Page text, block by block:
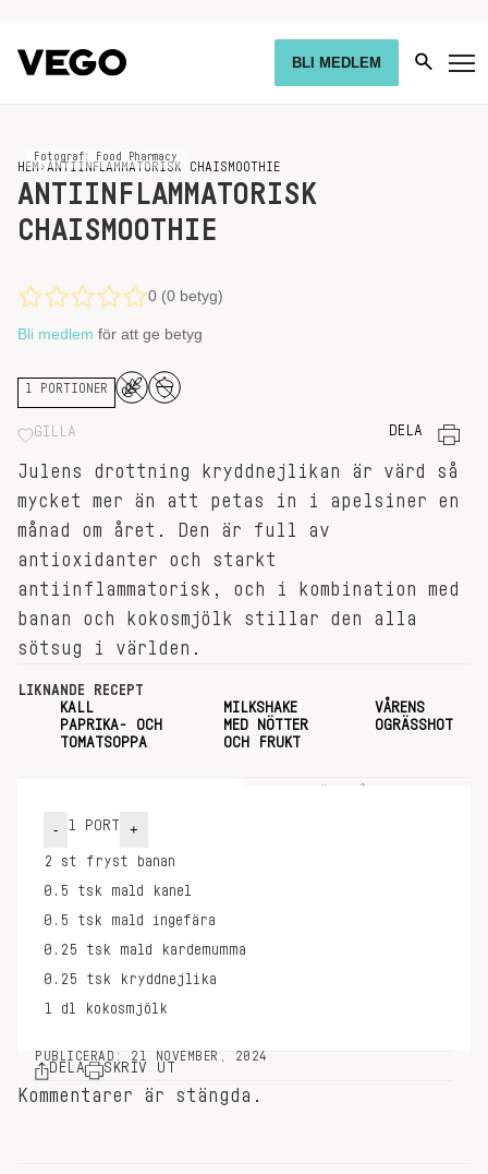
BLI MEDLEM
HEM ›ANTIINFLAMMATORISK CHAISMOOTHIE
Fotograf: Food Pharmacy
ANTIINFLAMMATORISK
CHAISMOOTHIE
0 (0 betyg)
Bli medlem för att ge betyg
1 PORTIONER
GILLA DELA
Julens drottning kryddnejlikan är värd så
mycket mer än att petas in i apelsiner en
månad om året. Den är full av
antioxidanter och starkt
antiinflammatorisk, och i kombination med
banan och kokosmjölk stillar den alla
sötsug i världen.
LIKNANDE RECEPT
KALL
PAPRIKA- OCH
TOMATSOPPA
MILKSHAKE
MED NÖTTER
OCH FRUKT
VÅRENS
OGRÄSSHOT
- 1 PORT +
2 st
fryst banan
0.5 tsk
mald kanel
0.5 tsk
mald ingefära
0.25 tsk
mald kardemumma
0.25 tsk
kryddnejlika
1 dl kokosmjölk
PUBLICERAD: 21 NOVEMBER, 2024
DELA SKRIV UT
Kommentarer är stängda.